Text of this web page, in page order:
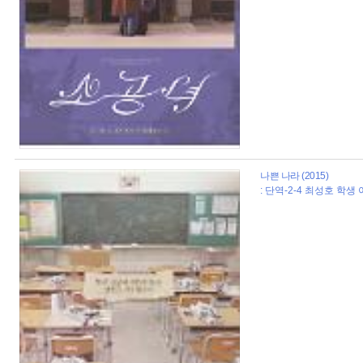
나쁜 나라 (2015)
: 단역-2-4 최성호 학생